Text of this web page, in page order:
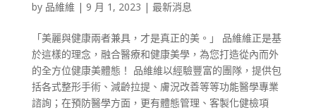
by 品維維 | 9 月 1, 2023 | 最新消息
「美麗與健康兩者兼具，才是真正的美。」 品維維正是基
於這樣的理念，融合醫療和健康美學，為您打造從內而外
的全方位健康美體態！ 品維維以經驗豐富的團隊，提供包
括各式整形手術、減齡拉提、膚況改善等等功能醫學專業
諮詢；在預防醫學方面，更有體態管理、客製化健檢項